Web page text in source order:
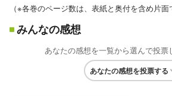
（※各巻のページ数は、表紙と奥付を含め片面
みんなの感想
あなたの感想を一覧から選んで投票
あなたの感想を投票する